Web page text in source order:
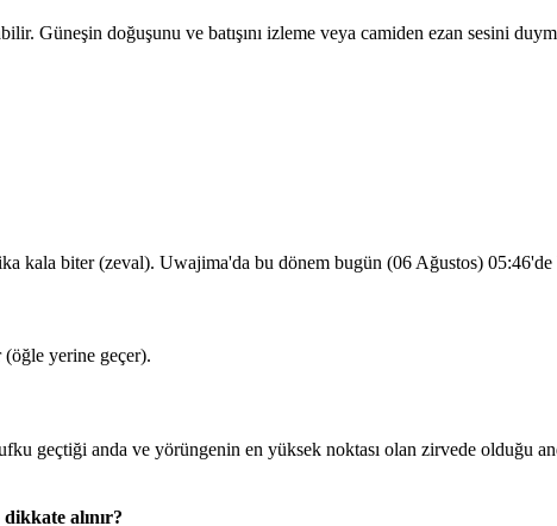
Güneşin doğuşunu ve batışını izleme veya camiden ezan sesini
kala biter (zeval). Uwajima'da bu dönem bugün (06 Ağustos) 05:46'de
(öğle yerine geçer).
geçtiği anda ve yörüngenin en yüksek noktası olan zirvede olduğu
alınır?